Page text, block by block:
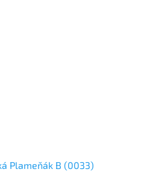
Plameňák B (0033)